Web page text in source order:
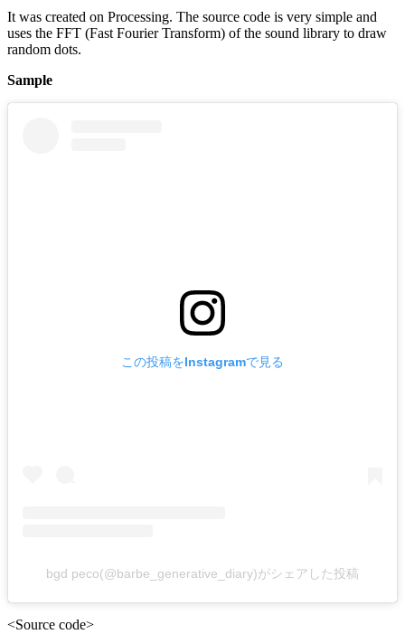
It was created on Processing. The source code is very simple and
uses the FFT (Fast Fourier Transform) of the sound library to draw
random dots.
Sample
この投稿をInstagramで見る
bgd peco(@barbe_generative_diary)がシェアした投稿
<Source code>